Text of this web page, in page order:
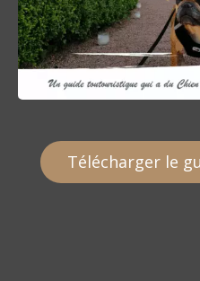
Télécharger le